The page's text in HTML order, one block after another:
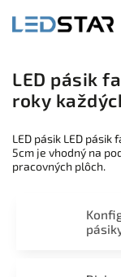
LED pásik
roky
LED pásik LED
5cm je vhodný na
pracovných plôch.